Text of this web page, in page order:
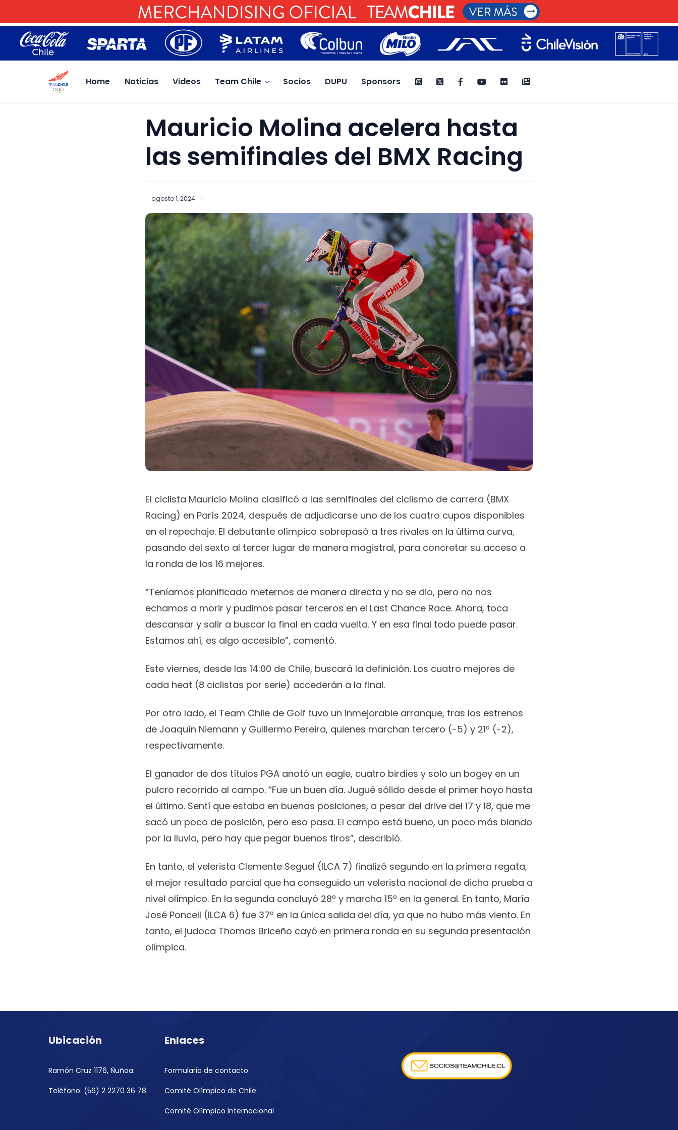
Home Noticias Videos Team Chile Socios DUPU Sponsors
Mauricio Molina acelera hasta
las semifinales del BMX Racing
agosto 1, 2024 ·
El ciclista Mauricio Molina clasificó a las semifinales del ciclismo de carrera (BMX
Racing) en París 2024, después de adjudicarse uno de los cuatro cupos disponibles
en el repechaje. El debutante olímpico sobrepasó a tres rivales en la última curva,
pasando del sexto al tercer lugar de manera magistral, para concretar su acceso a
la ronda de los 16 mejores.
“Teníamos planificado meternos de manera directa y no se dio, pero no nos
echamos a morir y pudimos pasar terceros en el Last Chance Race. Ahora, toca
descansar y salir a buscar la final en cada vuelta. Y en esa final todo puede pasar.
Estamos ahí, es algo accesible”, comentó.
Este viernes, desde las 14:00 de Chile, buscará la definición. Los cuatro mejores de
cada heat (8 ciclistas por serie) accederán a la final.
Por otro lado, el Team Chile de Golf tuvo un inmejorable arranque, tras los estrenos
de Joaquín Niemann y Guillermo Pereira, quienes marchan tercero (-5) y 21º (-2),
respectivamente.
El ganador de dos títulos PGA anotó un eagle, cuatro birdies y solo un bogey en un
pulcro recorrido al campo. “Fue un buen día. Jugué sólido desde el primer hoyo hasta
el último. Sentí que estaba en buenas posiciones, a pesar del drive del 17 y 18, que me
sacó un poco de posición, pero eso pasa. El campo está bueno, un poco más blando
por la lluvia, pero hay que pegar buenos tiros”, describió.
En tanto, el velerista Clemente Seguel (ILCA 7) finalizó segundo en la primera regata,
el mejor resultado parcial que ha conseguido un velerista nacional de dicha prueba a
nivel olímpico. En la segunda concluyó 28º y marcha 15º en la general. En tanto, María
José Poncell (ILCA 6) fue 37º en la única salida del día, ya que no hubo más viento. En
tanto, el judoca Thomas Briceño cayó en primera ronda en su segunda presentación
olímpica.
Ubicación
Ramón Cruz 1176, Ñuñoa.
Teléfono: (56) 2 2270 36 78.
Enlaces
Formulario de contacto
Comité Olímpico de Chile
Comité Olímpico Internacional